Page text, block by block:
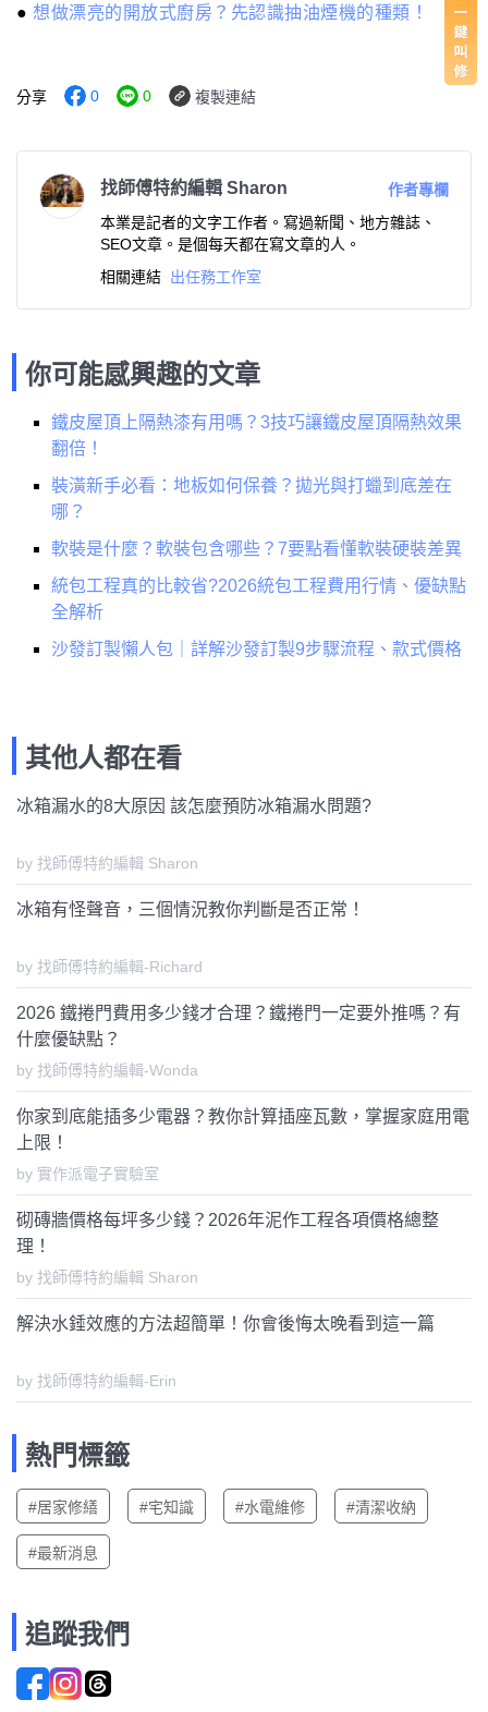
● 想做漂亮的開放式廚房？先認識抽油煙機的種類！
分享 0 0 複製連結
找師傅特約編輯 Sharon
作者專欄
本業是記者的文字工作者。寫過新聞、地方雜誌、
SEO文章。是個每天都在寫文章的人。
相關連結 出任務工作室
你可能感興趣的文章
鐵皮屋頂上隔熱漆有用嗎？3技巧讓鐵皮屋頂隔熱效果
翻倍！
裝潢新手必看：地板如何保養？拋光與打蠟到底差在
哪？
軟裝是什麼？軟裝包含哪些？7要點看懂軟裝硬裝差異
統包工程真的比較省?2026統包工程費用行情、優缺點
全解析
沙發訂製懶人包｜詳解沙發訂製9步驟流程、款式價格
其他人都在看
冰箱漏水的8大原因 該怎麼預防冰箱漏水問題?
by 找師傅特約編輯 Sharon
冰箱有怪聲音，三個情況教你判斷是否正常！
by 找師傅特約編輯-Richard
2026 鐵捲門費用多少錢才合理？鐵捲門一定要外推嗎？有
什麼優缺點？
by 找師傅特約編輯-Wonda
你家到底能插多少電器？教你計算插座瓦數，掌握家庭用電
上限！
by 實作派電子實驗室
砌磚牆價格每坪多少錢？2026年泥作工程各項價格總整
理！
by 找師傅特約編輯 Sharon
解決水錘效應的方法超簡單！你會後悔太晚看到這一篇
by 找師傅特約編輯-Erin
熱門標籤
#居家修繕 #宅知識 #水電維修 #清潔收納
#最新消息
追蹤我們